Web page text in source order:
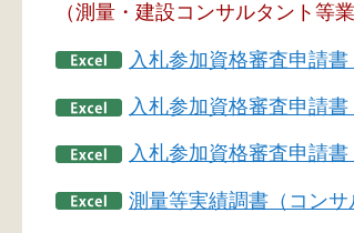
（測量・建設コンサルタント等
入札参加資格審査申請
入札参加資格審査申請
入札参加資格審査申請
測量等実績調書（コンサ